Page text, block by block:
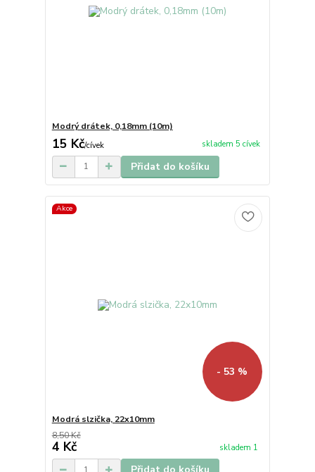
Modrý drátek, 0,18mm (10m)
15 Kč/cívek skladem 5 cívek
Přidat do košíku
Akce
- 53 %
Modrá slzička, 22x10mm
8,50 Kč
4 Kč skladem 1